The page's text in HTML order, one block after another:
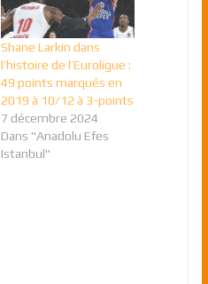
Shane Larkin dans
l’histoire de l’Euroligue :
49 points marqués en
2019 à 10/12 à 3-points
7 décembre 2024
Dans "Anadolu Efes
Istanbul"